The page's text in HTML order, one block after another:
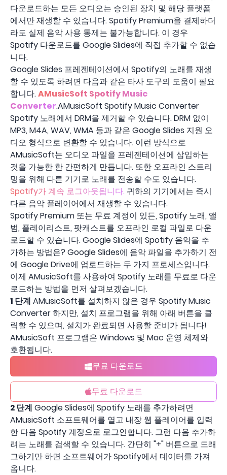
다운로드하는 모든 오디오는 승인된 장치 및 해당 플랫폼
에서만 재생할 수 있습니다. Spotify Premium을 결제하더
라도 실제 음악 사용 통제는 불가능합니다. 이 경우
Spotify 다운로드를 Google Slides에 직접 추가할 수 없습
니다.
Google Slides 프레젠테이션에서 Spotify의 노래를 재생
할 수 있도록 하려면 다음과 같은 타사 도구의 도움이 필요
합니다.AMusicSoft Spotify Music
Converter.AMusicSoft Spotify Music Converter
Spotify 노래에서 DRM을 제거할 수 있습니다. DRM 없이
MP3, M4A, WAV, WMA 등과 같은 Google Slides 지원 오
디오 형식으로 변환할 수 있습니다. 이런 방식으로
AMusicSoft는 오디오 파일을 프레젠테이션에 삽입하는
것을 가능한 한 간편하게 만듭니다. 또한 오프라인 스트리
밍을 위해 다른 기기로 노래를 전송할 수도 있습니다.
Spotify가 계속 로그아웃됩니다. 귀하의 기기에서는 즉시
다른 음악 플레이어에서 재생할 수 있습니다.
Spotify Premium 또는 무료 계정이 있든, Spotify 노래, 앨
범, 플레이리스트, 팟캐스트를 오프라인 로컬 파일로 다운
로드할 수 있습니다. Google Slides에 Spotify 음악을 추
가하는 방법은? Google Slides에 음악 파일을 추가하기 전
에 Google Drive에 업로드하는 두 가지 프로세스입니다.
이제 AMusicSoft를 사용하여 Spotify 노래를 무료로 다운
로드하는 방법을 먼저 살펴보겠습니다.
1 단계 AMusicSoft를 설치하지 않은 경우 Spotify Music
Converter 하지만, 설치 프로그램을 위해 아래 버튼을 클
릭할 수 있으며, 설치가 완료되면 사용할 준비가 됩니다!
AMusicSoft 프로그램은 Windows 및 Mac 운영 체제와
호환됩니다.
무료 다운로드
무료 다운로드
2 단계 Google Slides에 Spotify 노래를 추가하려면
AMusicSoft 소프트웨어를 열고 내장 웹 플레이어를 입력
한 다음 Spotify 계정으로 로그인합니다. 그런 다음 추가하
려는 노래를 검색할 수 있습니다. 간단히 "+" 버튼으로 드래
그하기만 하면 소프트웨어가 Spotify에서 데이터를 가져
옵니다.